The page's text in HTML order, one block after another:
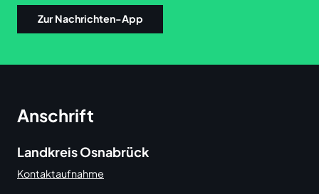
Zur Nachrichten-App
Anschrift
Landkreis Osnabrück
Kontaktaufnahme